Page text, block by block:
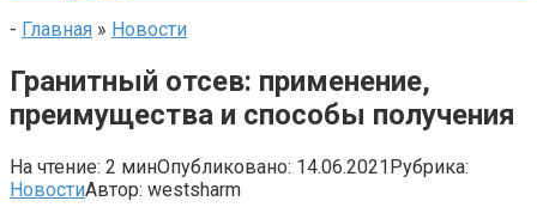
- Главная » Новости
Гранитный отсев: применение,
преимущества и способы получения
На чтение: 2 минОпубликовано: 14.06.2021Рубрика:
НовостиАвтор: westsharm